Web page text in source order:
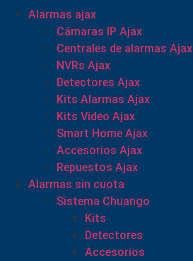
Alarmas ajax
Cámaras IP Ajax
Centrales de alarmas Ajax
NVRs Ajax
Detectores Ajax
Kits Alarmas Ajax
Kits Video Ajax
Smart Home Ajax
Accesorios Ajax
Repuestos Ajax
Alarmas sin cuota
Sistema Chuango
Kits
Detectores
Accesorios